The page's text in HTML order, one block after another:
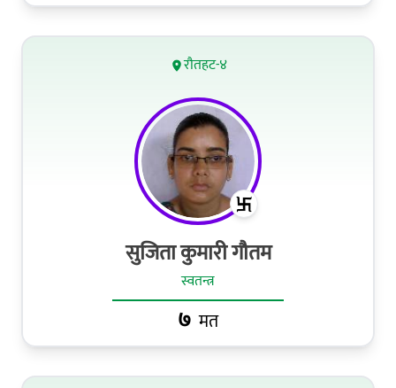
रौतहट-४
सुजिता कुमारी गौतम
स्वतन्त्र
७ मत